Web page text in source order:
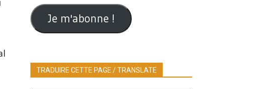
Je m'abonne !
TRADUIRE CETTE PAGE / TRANSLATE